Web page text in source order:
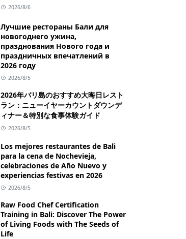
2026/8/6
Лучшие рестораны Бали для
новогоднего ужина,
празднования Нового года и
праздничных впечатлений в
2026 году
2026/8/5
2026年バリ島のおすすめ大晦日レスト
ラン：ニューイヤーカウントダウンデ
ィナー＆特別な食事体験ガイド
2026/8/5
Los mejores restaurantes de Bali
para la cena de Nochevieja,
celebraciones de Año Nuevo y
experiencias festivas en 2026
2026/8/5
Raw Food Chef Certification
Training in Bali: Discover The Power
of Living Foods with The Seeds of
Life